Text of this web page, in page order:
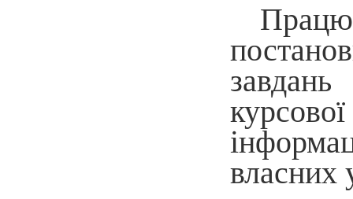
власних